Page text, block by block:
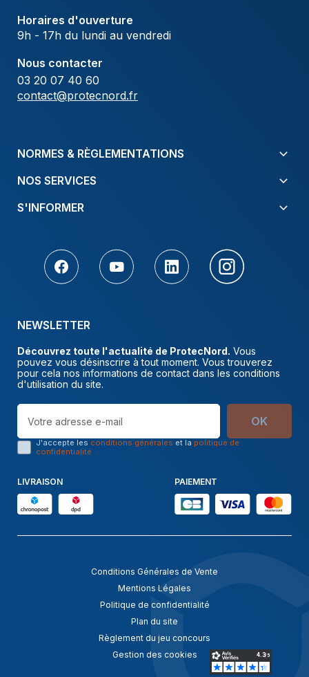
Horaires d'ouverture
9h - 17h du lundi au vendredi
Nous contacter
03 20 07 40 60
contact@protecnord.fr
NORMES & RÈGLEMENTATIONS
NOS SERVICES
S'INFORMER
NEWSLETTER
Découvrez toute l'actualité de ProtecNord. Vous
pouvez vous désinscrire à tout moment. Vous trouverez
pour cela nos informations de contact dans les conditions
d'utilisation du site.
OK
J'accepte les conditions générales et la politique de
confidentialité
LIVRAISON PAIEMENT
Conditions Générales de Vente
Mentions Légales
Politique de confidentialité
Plan du site
Règlement du jeu concours
Gestion des cookies